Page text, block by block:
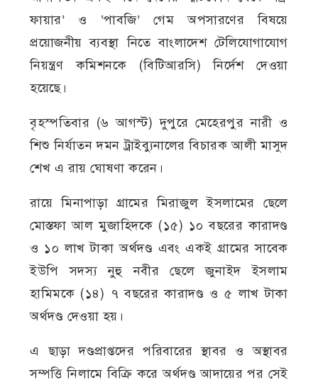
ফায়ার’ ও ‘পাবজি’ গেম অপসারণের বিষয়ে
প্রয়োজনীয় ব্যবস্থা নিতে বাংলাদেশ টেলিযোগাযোগ
নিয়ন্ত্রণ কমিশনকে (বিটিআরসি) নির্দেশ দেওয়া
হয়েছে।
বৃহস্পতিবার (৬ আগস্ট) দুপুরে মেহেরপুর নারী ও
শিশু নির্যাতন দমন ট্রাইব্যুনালের বিচারক আলী মাসুদ
শেখ এ রায় ঘোষণা করেন।
রায়ে মিনাপাড়া গ্রামের মিরাজুল ইসলামের ছেলে
মোস্তফা আল মুজাহিদকে (১৫) ১০ বছরের কারাদণ্ড
ও ১০ লাখ টাকা অর্থদণ্ড এবং একই গ্রামের সাবেক
ইউপি সদস্য নুহু নবীর ছেলে জুনাইদ ইসলাম
হামিমকে (১৪) ৭ বছরের কারাদণ্ড ও ৫ লাখ টাকা
অর্থদণ্ড দেওয়া হয়।
এ ছাড়া দণ্ডপ্রাপ্তদের পরিবারের স্থাবর ও অস্থাবর
সম্পত্তি নিলামে বিক্রি করে অর্থদণ্ড আদায়ের পর সেই